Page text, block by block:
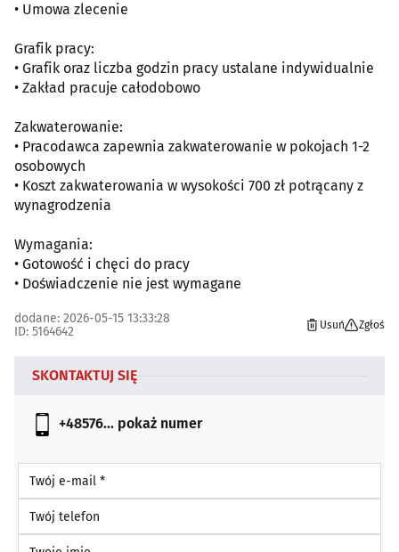
• Umowa zlecenie
Grafik pracy:
• Grafik oraz liczba godzin pracy ustalane indywidualnie
• Zakład pracuje całodobowo
Zakwaterowanie:
• Pracodawca zapewnia zakwaterowanie w pokojach 1-2
osobowych
• Koszt zakwaterowania w wysokości 700 zł potrącany z
wynagrodzenia
Wymagania:
• Gotowość i chęci do pracy
• Doświadczenie nie jest wymagane
dodane: 2026-05-15 13:33:28
ID: 5164642
Usuń Zgłoś
SKONTAKTUJ SIĘ
+48576... pokaż numer